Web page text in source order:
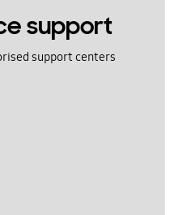
support
support centers